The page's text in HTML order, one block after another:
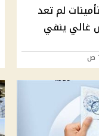
لم تعد
غالي ينفي